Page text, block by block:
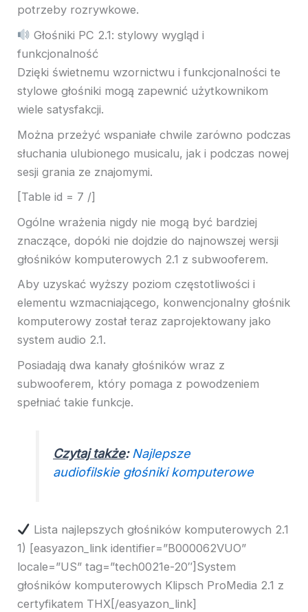
potrzeby rozrywkowe.
Głośniki PC 2.1: stylowy wygląd i
funkcjonalność
Dzięki świetnemu wzornictwu i funkcjonalności te
stylowe głośniki mogą zapewnić użytkownikom
wiele satysfakcji.
Można przeżyć wspaniałe chwile zarówno podczas
słuchania ulubionego musicalu, jak i podczas nowej
sesji grania ze znajomymi.
[Table id = 7 /]
Ogólne wrażenia nigdy nie mogą być bardziej
znaczące, dopóki nie dojdzie do najnowszej wersji
głośników komputerowych 2.1 z subwooferem.
Aby uzyskać wyższy poziom częstotliwości i
elementu wzmacniającego, konwencjonalny głośnik
komputerowy został teraz zaprojektowany jako
system audio 2.1.
Posiadają dwa kanały głośników wraz z
subwooferem, który pomaga z powodzeniem
spełniać takie funkcje.
Czytaj także: Najlepsze
audiofilskie głośniki komputerowe
Lista najlepszych głośników komputerowych 2.1
1) [easyazon_link identifier=”B000062VUO”
locale=”US” tag=”tech0021e-20″]System
głośników komputerowych Klipsch ProMedia 2.1 z
certyfikatem THX[/easyazon_link]